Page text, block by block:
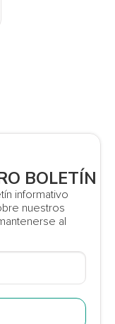
BOLETÍN
informativo
nuestros
al